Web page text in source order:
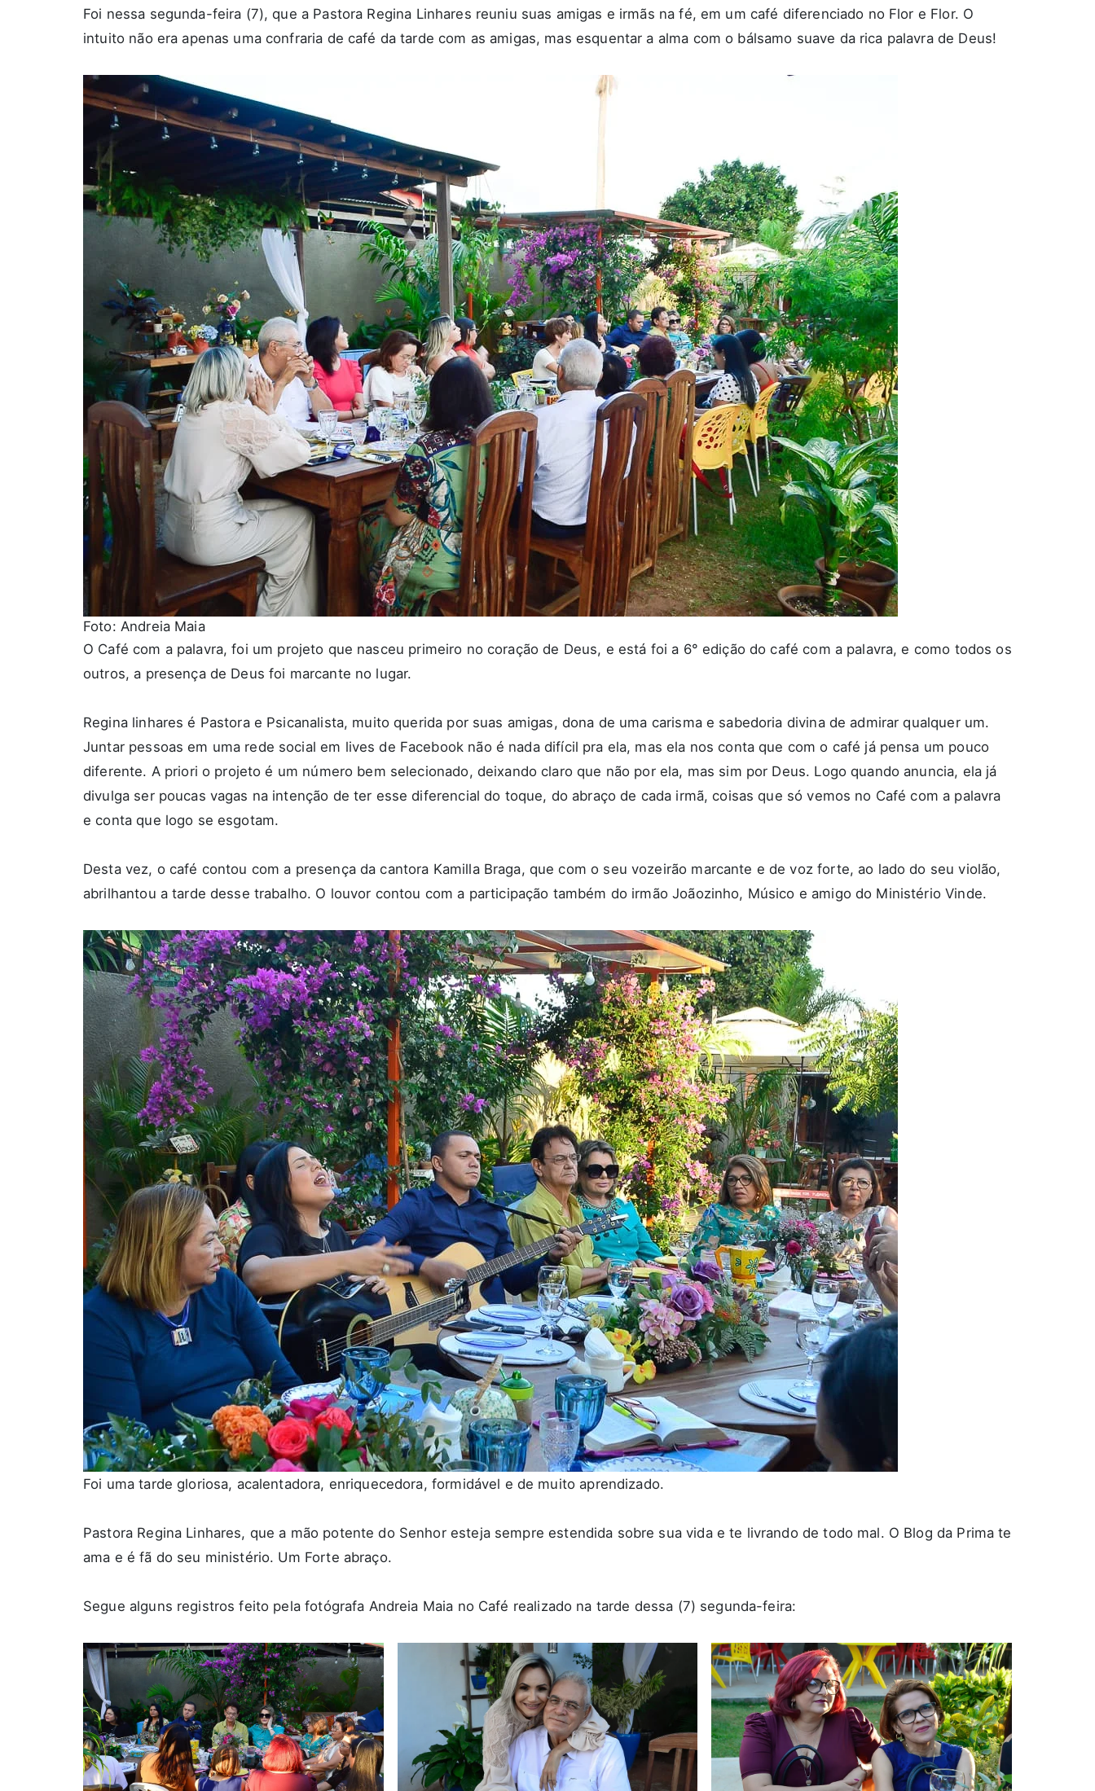
Foi nessa segunda-feira (7), que a Pastora Regina Linhares reuniu suas amigas e irmãs na fé, em um café diferenciado no Flor e Flor. O
intuito não era apenas uma confraria de café da tarde com as amigas, mas esquentar a alma com o bálsamo suave da rica palavra de Deus!
Foto: Andreia Maia
O Café com a palavra, foi um projeto que nasceu primeiro no coração de Deus, e está foi a 6° edição do café com a palavra, e como todos os
outros, a presença de Deus foi marcante no lugar.
Regina linhares é Pastora e Psicanalista, muito querida por suas amigas, dona de uma carisma e sabedoria divina de admirar qualquer um.
Juntar pessoas em uma rede social em lives de Facebook não é nada difícil pra ela, mas ela nos conta que com o café já pensa um pouco
diferente. A priori o projeto é um número bem selecionado, deixando claro que não por ela, mas sim por Deus. Logo quando anuncia, ela já
divulga ser poucas vagas na intenção de ter esse diferencial do toque, do abraço de cada irmã, coisas que só vemos no Café com a palavra
e conta que logo se esgotam.
Desta vez, o café contou com a presença da cantora Kamilla Braga, que com o seu vozeirão marcante e de voz forte, ao lado do seu violão,
abrilhantou a tarde desse trabalho. O louvor contou com a participação também do irmão Joãozinho, Músico e amigo do Ministério Vinde.
Foi uma tarde gloriosa, acalentadora, enriquecedora, formidável e de muito aprendizado.
Pastora Regina Linhares, que a mão potente do Senhor esteja sempre estendida sobre sua vida e te livrando de todo mal. O Blog da Prima te
ama e é fã do seu ministério. Um Forte abraço.
Segue alguns registros feito pela fotógrafa Andreia Maia no Café realizado na tarde dessa (7) segunda-feira: